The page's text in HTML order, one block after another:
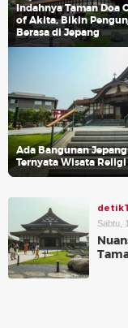
Indahnya Taman Doa
of Akita, Bikin
Berasa di Jepang
Ada Bangunan
Ternyata Wisata Religi
Sabtu,